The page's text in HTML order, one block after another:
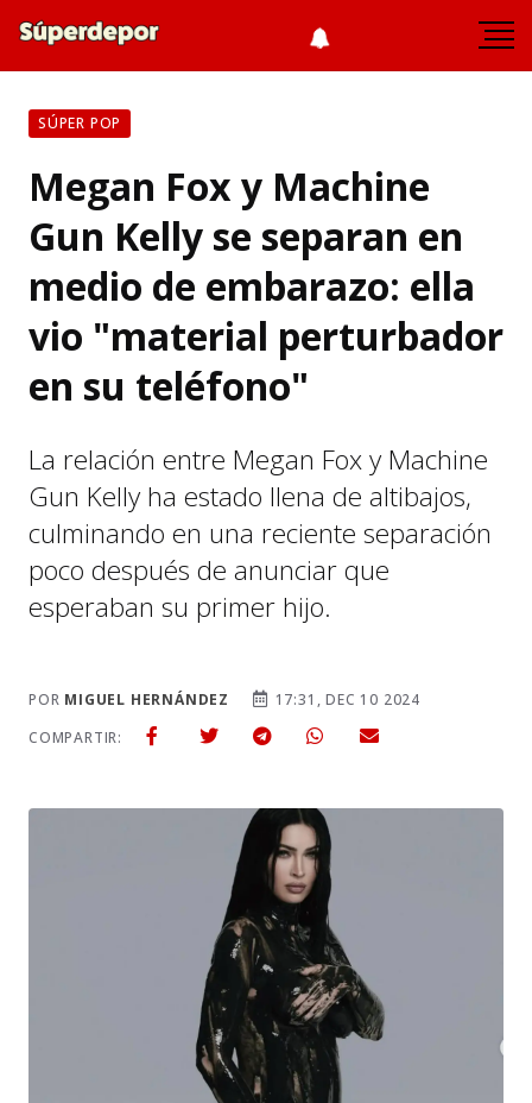
SÚPER POP
Megan Fox y Machine
Gun Kelly se separan en
medio de embarazo: ella
vio "material perturbador
en su teléfono"
La relación entre Megan Fox y Machine
Gun Kelly ha estado llena de altibajos,
culminando en una reciente separación
poco después de anunciar que
esperaban su primer hijo.
POR MIGUEL HERNÁNDEZ
17:31, DEC 10 2024
COMPARTIR: